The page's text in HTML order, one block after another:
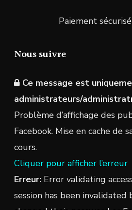
Paiement
Nous suivre
Ce message est
administrateurs/
Problème d’affichage des
Facebook. Mise en cache de
cours.
Cliquer pour afficher l’erreur
Erreur: Error validating
session has been invalidated